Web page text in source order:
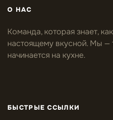
О НАС
Команда, которая знает,
настоящему вкусной. Мы —
начинается на кухне.
БЫСТРЫЕ ССЫЛКИ